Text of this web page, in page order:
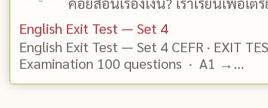
English Exit Test — Set 4
English Exit Test — Set 4 CEFR · EXIT
Examination 100 questions · A1 →...